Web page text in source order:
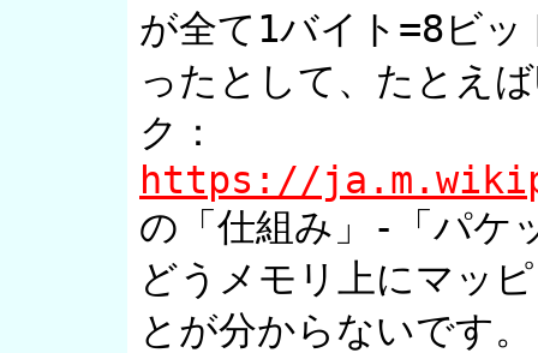
が全て1バイト=8ビ
ったとして、たとえ
https://
の「仕組み」-「パケ
どうメモリ上にマッ
とが分からないです。